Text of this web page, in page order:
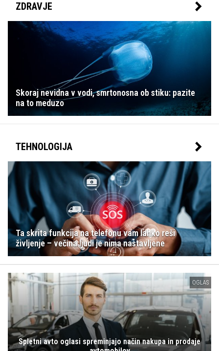
ZDRAVJE
Skoraj nevidna v vodi, smrtonosna ob stiku: pazite
na to meduzo
TEHNOLOGIJA
Ta skrita funkcija na telefonu vam lahko reši
življenje – večina ljudi je nima nastavljene
OGLAS
Spletni avto oglasi spreminjajo način nakupa in prodaje